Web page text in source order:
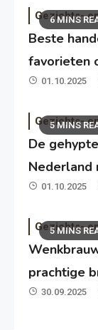
6 MINS
Gezichts-
Beste
favorieten
01.10.2025
5 MINS
Gezichts-
De
Nederland
01.10.2025
5 MINS
Gezichts-
prachtige
30.09.2025